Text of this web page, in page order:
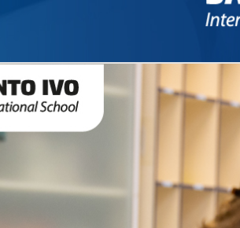
School
INFANTIL
todos os dias